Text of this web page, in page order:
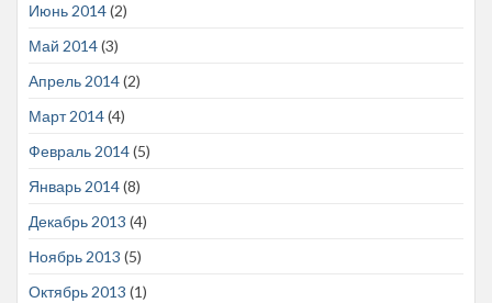
Июнь 2014(2)
Май 2014(3)
Апрель 2014(2)
Март 2014(4)
Февраль 2014(5)
Январь 2014(8)
Декабрь 2013 (4)
Ноябрь 2013 (5)
Октябрь 2013 (1)